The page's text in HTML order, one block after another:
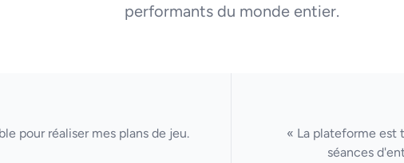
performants du monde entier.
pour réaliser mes plans de jeu.
« La plateforme est
séances